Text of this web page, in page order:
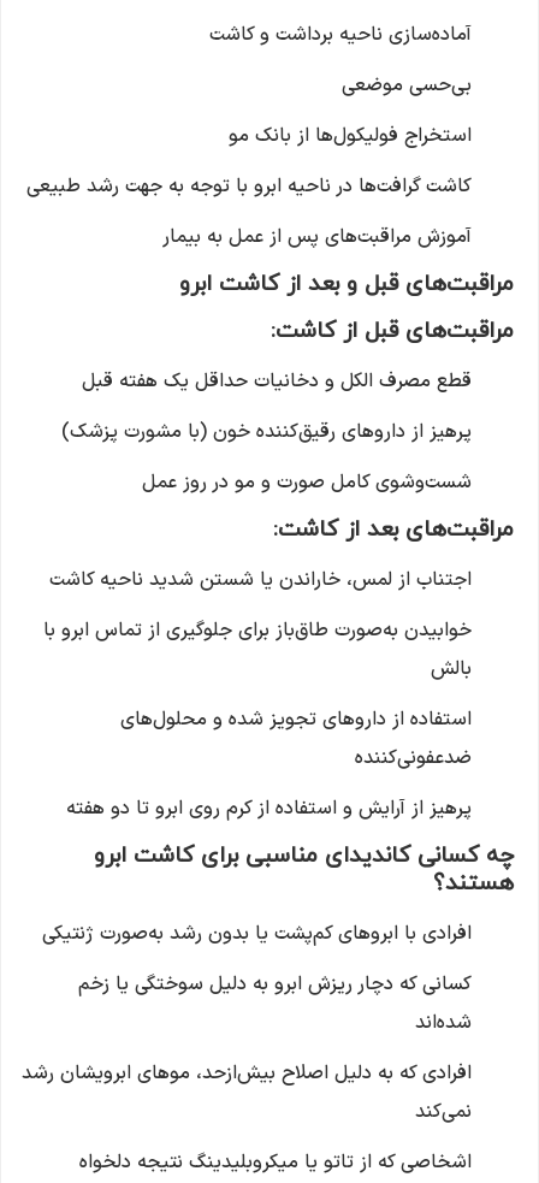
آماده‌سازی ناحیه برداشت و کاشت
بی‌حسی موضعی
استخراج فولیکول‌ها از بانک مو
کاشت گرافت‌ها در ناحیه ابرو با توجه به جهت رشد طبیعی
آموزش مراقبت‌های پس از عمل به بیمار
مراقبت‌های قبل و بعد از کاشت ابرو
مراقبت‌های قبل از کاشت:
قطع مصرف الکل و دخانیات حداقل یک هفته قبل
پرهیز از داروهای رقیق‌کننده خون (با مشورت پزشک)
شست‌وشوی کامل صورت و مو در روز عمل
مراقبت‌های بعد از کاشت:
اجتناب از لمس، خاراندن یا شستن شدید ناحیه کاشت
خوابیدن به‌صورت طاق‌باز برای جلوگیری از تماس ابرو با
بالش
استفاده از داروهای تجویز شده و محلول‌های
ضدعفونی‌کننده
پرهیز از آرایش و استفاده از کرم روی ابرو تا دو هفته
چه کسانی کاندیدای مناسبی برای کاشت ابرو
هستند؟
افرادی با ابروهای کم‌پشت یا بدون رشد به‌صورت ژنتیکی
کسانی که دچار ریزش ابرو به دلیل سوختگی یا زخم
شده‌اند
افرادی که به دلیل اصلاح بیش‌ازحد، موهای ابرویشان رشد
نمی‌کند
اشخاصی که از تاتو یا میکروبلیدینگ نتیجه دلخواه